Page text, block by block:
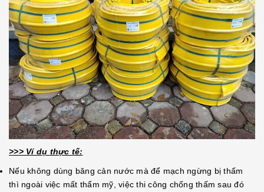
>>> Ví dụ thực tế:
Nếu không dùng băng cản nước mà để mạch ngừng bị thấm
thì ngoài việc mất thẩm mỹ, việc thi công chống thấm sau đó